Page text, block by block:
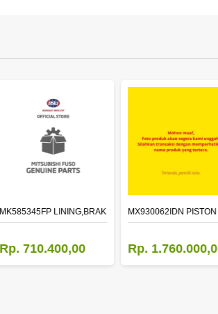
SIDE
MK585345FP LINING,BRAKE 410X150 (F/A),RIVET
Rp. 710.400,00
MX930062IDN
Rp.